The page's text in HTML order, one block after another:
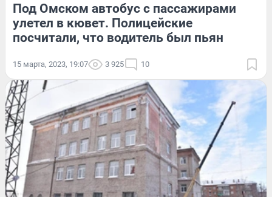
Под Омском автобус с пассажирами
улетел в кювет. Полицейские
посчитали, что водитель был пьян
15 марта, 2023, 19:07 3 925 10